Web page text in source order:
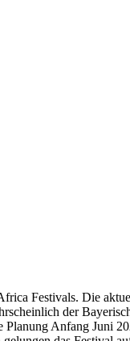
Festivals. Die
der
Anfang Juni